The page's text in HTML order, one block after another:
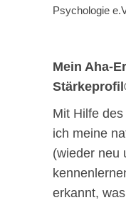
Psychologie
Mein Aha-
Mit Hilfe
ich meine
(wieder neu
erkannt,